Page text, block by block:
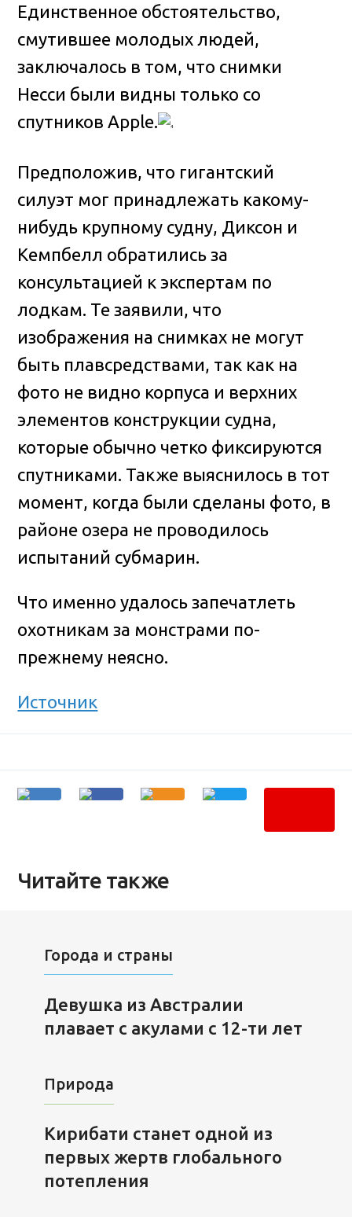
Единственное обстоятельство,
смутившее молодых людей,
заключалось в том, что снимки
Несси были видны только со
спутников Apple.
Предположив, что гигантский
силуэт мог принадлежать какому-
нибудь крупному судну, Диксон и
Кемпбелл обратились за
консультацией к экспертам по
лодкам. Те заявили, что
изображения на снимках не могут
быть плавсредствами, так как на
фото не видно корпуса и верхних
элементов конструкции судна,
которые обычно четко фиксируются
спутниками. Также выяснилось в тот
момент, когда были сделаны фото, в
районе озера не проводилось
испытаний субмарин.
Что именно удалось запечатлеть
охотникам за монстрами по-
прежнему неясно.
Источник
Читайте также
Города и страны
Девушка из Австралии
плавает с акулами с 12-ти лет
Природа
Кирибати станет одной из
первых жертв глобального
потепления